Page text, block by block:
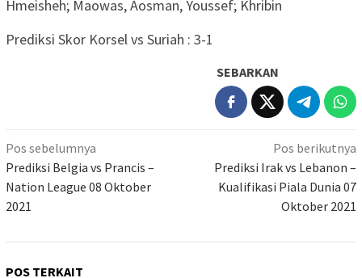
Hmeisheh; Maowas, Aosman, Youssef; Khribin
Prediksi Skor Korsel vs Suriah : 3-1
SEBARKAN
Navigasi
pos
Pos sebelumnya
Prediksi Belgia vs Prancis –
Nation League 08 Oktober
2021
Pos berikutnya
Prediksi Irak vs Lebanon –
Kualifikasi Piala Dunia 07
Oktober 2021
POS TERKAIT